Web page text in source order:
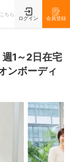
ちら
ログイン 会員登録
週1～2日在宅
ンボーディ